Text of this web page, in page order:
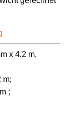
x 4,2 m,
m;
;